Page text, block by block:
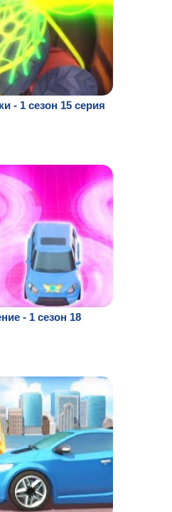
- 1 сезон 15 серия
- 1 сезон 18